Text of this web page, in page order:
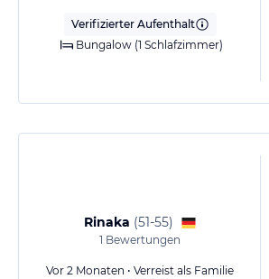
Verifizierter Aufenthalt
Bungalow (1 Schlafzimmer)
Rinaka (51-55)
1 Bewertungen
Vor 2 Monaten • Verreist als Familie